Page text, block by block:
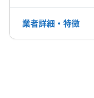
定休日
不定休
業者詳細・特徴